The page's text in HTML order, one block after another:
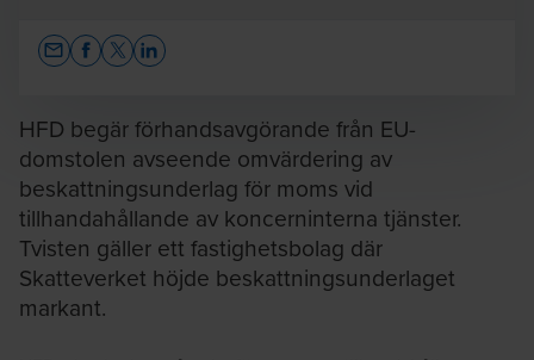
HFD begär förhandsavgörande från EU-
domstolen avseende omvärdering av
beskattningsunderlag för moms vid
tillhandahållande av koncerninterna tjänster.
Tvisten gäller ett fastighetsbolag där
Skatteverket höjde beskattningsunderlaget
markant.
Johanna Robarth
Auktoriserad skatterådgivare FAR / Tax Director /
Indirect Tax